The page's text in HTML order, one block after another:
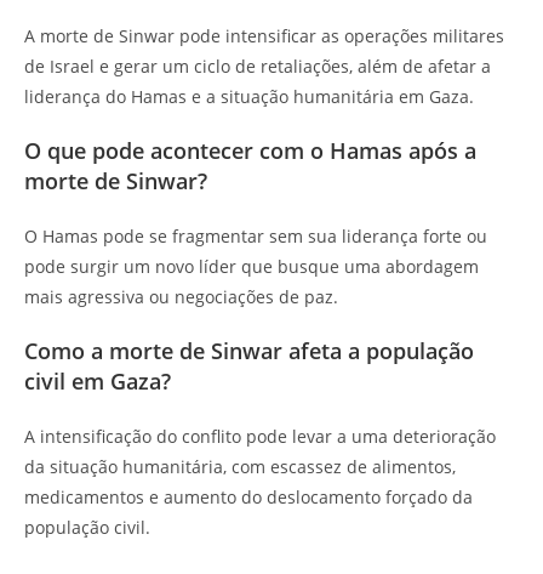
A morte de Sinwar pode intensificar as operações militares
de Israel e gerar um ciclo de retaliações, além de afetar a
liderança do Hamas e a situação humanitária em Gaza.
O que pode acontecer com o Hamas após a
morte de Sinwar?
O Hamas pode se fragmentar sem sua liderança forte ou
pode surgir um novo líder que busque uma abordagem
mais agressiva ou negociações de paz.
Como a morte de Sinwar afeta a população
civil em Gaza?
A intensificação do conflito pode levar a uma deterioração
da situação humanitária, com escassez de alimentos,
medicamentos e aumento do deslocamento forçado da
população civil.